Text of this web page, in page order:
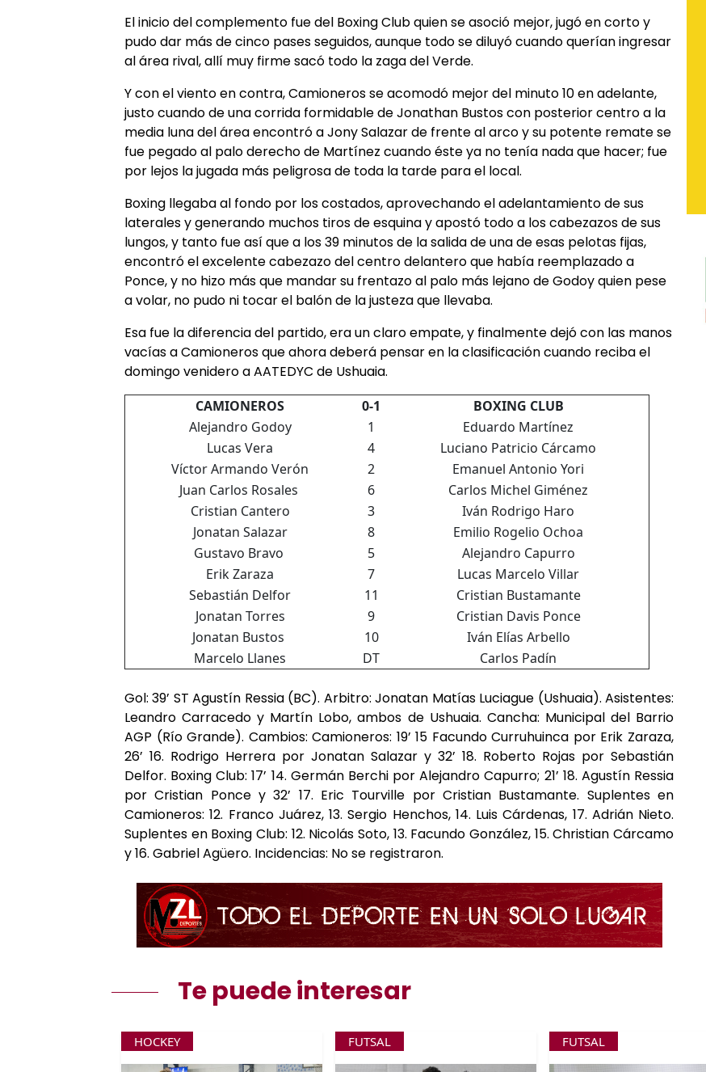
El inicio del complemento fue del Boxing Club quien se asoció mejor, jugó en corto y
pudo dar más de cinco pases seguidos, aunque todo se diluyó cuando querían ingresar
al área rival, allí muy firme sacó todo la zaga del Verde.
Y con el viento en contra, Camioneros se acomodó mejor del minuto 10 en adelante,
justo cuando de una corrida formidable de Jonathan Bustos con posterior centro a la
media luna del área encontró a Jony Salazar de frente al arco y su potente remate se
fue pegado al palo derecho de Martínez cuando éste ya no tenía nada que hacer; fue
por lejos la jugada más peligrosa de toda la tarde para el local.
Boxing llegaba al fondo por los costados, aprovechando el adelantamiento de sus
laterales y generando muchos tiros de esquina y apostó todo a los cabezazos de sus
lungos, y tanto fue así que a los 39 minutos de la salida de una de esas pelotas fijas,
encontró el excelente cabezazo del centro delantero que había reemplazado a
Ponce, y no hizo más que mandar su frentazo al palo más lejano de Godoy quien pese
a volar, no pudo ni tocar el balón de la justeza que llevaba.
Esa fue la diferencia del partido, era un claro empate, y finalmente dejó con las manos
vacías a Camioneros que ahora deberá pensar en la clasificación cuando reciba el
domingo venidero a AATEDYC de Ushuaia.
CAMIONEROS 0-1
BOXING CLUB
Alejandro Godoy
1
Eduardo Martínez
Lucas Vera
4
Luciano Patricio Cárcamo
Víctor Armando Verón
2
Emanuel Antonio Yori
Juan Carlos Rosales
6
Carlos Michel Giménez
Cristian Cantero
3
Iván Rodrigo Haro
Jonatan Salazar
8
Emilio Rogelio Ochoa
Gustavo Bravo
5
Alejandro Capurro
Erik Zaraza
7
Lucas Marcelo Villar
Sebastián Delfor
11
Cristian Bustamante
Jonatan Torres
9
Cristian Davis Ponce
Jonatan Bustos
10
Iván Elías Arbello
Marcelo Llanes
DT Carlos Padín
Gol: 39’ ST Agustín Ressia (BC). Arbitro: Jonatan Matías Luciague (Ushuaia). Asistentes:
Leandro Carracedo y Martín Lobo, ambos de Ushuaia. Cancha: Municipal del Barrio
AGP (Río Grande). Cambios: Camioneros: 19’ 15 Facundo Curruhuinca por Erik Zaraza,
26’ 16. Rodrigo Herrera por Jonatan Salazar y 32’ 18. Roberto Rojas por Sebastián
Delfor. Boxing Club: 17’ 14. Germán Berchi por Alejandro Capurro; 21’ 18. Agustín Ressia
por Cristian Ponce y 32’ 17. Eric Tourville por Cristian Bustamante. Suplentes en
Camioneros: 12. Franco Juárez, 13. Sergio Henchos, 14. Luis Cárdenas, 17. Adrián Nieto.
Suplentes en Boxing Club: 12. Nicolás Soto, 13. Facundo González, 15. Christian Cárcamo
y 16. Gabriel Agüero. Incidencias: No se registraron.
Te puede interesar
HOCKEY FUTSAL FUTSAL